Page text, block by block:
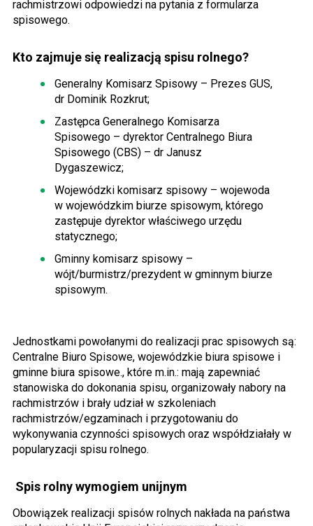
rachmistrzowi odpowiedzi na pytania z formularza
spisowego.
Kto zajmuje się realizacją spisu rolnego?
Generalny Komisarz Spisowy – Prezes GUS,
dr Dominik Rozkrut;
Zastępca Generalnego Komisarza
Spisowego – dyrektor Centralnego Biura
Spisowego (CBS) – dr Janusz
Dygaszewicz;
Wojewódzki komisarz spisowy – wojewoda
w wojewódzkim biurze spisowym, którego
zastępuje dyrektor właściwego urzędu
statycznego;
Gminny komisarz spisowy –
wójt/burmistrz/prezydent w gminnym biurze
spisowym.
Jednostkami powołanymi do realizacji prac spisowych są:
Centralne Biuro Spisowe, wojewódzkie biura spisowe i
gminne biura spisowe., które m.in.: mają zapewniać
stanowiska do dokonania spisu, organizowały nabory na
rachmistrzów i brały udział w szkoleniach
rachmistrzów/egzaminach i przygotowaniu do
wykonywania czynności spisowych oraz współdziałały w
popularyzacji spisu rolnego.
Spis rolny wymogiem unijnym
Obowiązek realizacji spisów rolnych nakłada na państwa